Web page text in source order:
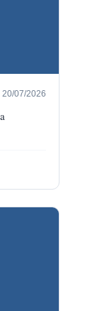
20/07/2026